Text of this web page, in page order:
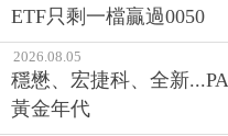
ETF只剩一檔贏過0050
2026.08.05
穩懋、宏捷科、全新
黃金年代